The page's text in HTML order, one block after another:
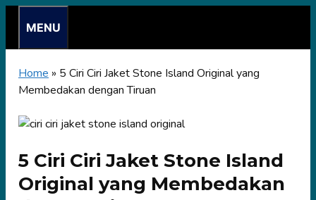
content
MENU
Home » 5 Ciri Ciri Jaket Stone Island Original yang
Membedakan dengan Tiruan
5 Ciri Ciri Jaket Stone Island
Original yang Membedakan